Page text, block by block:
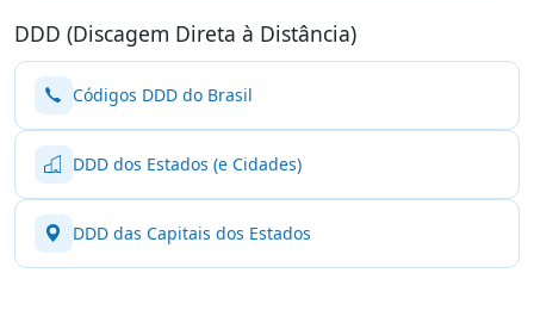
DDD (Discagem Direta à Distância)
Códigos DDD do Brasil
DDD dos Estados (e Cidades)
DDD das Capitais dos Estados